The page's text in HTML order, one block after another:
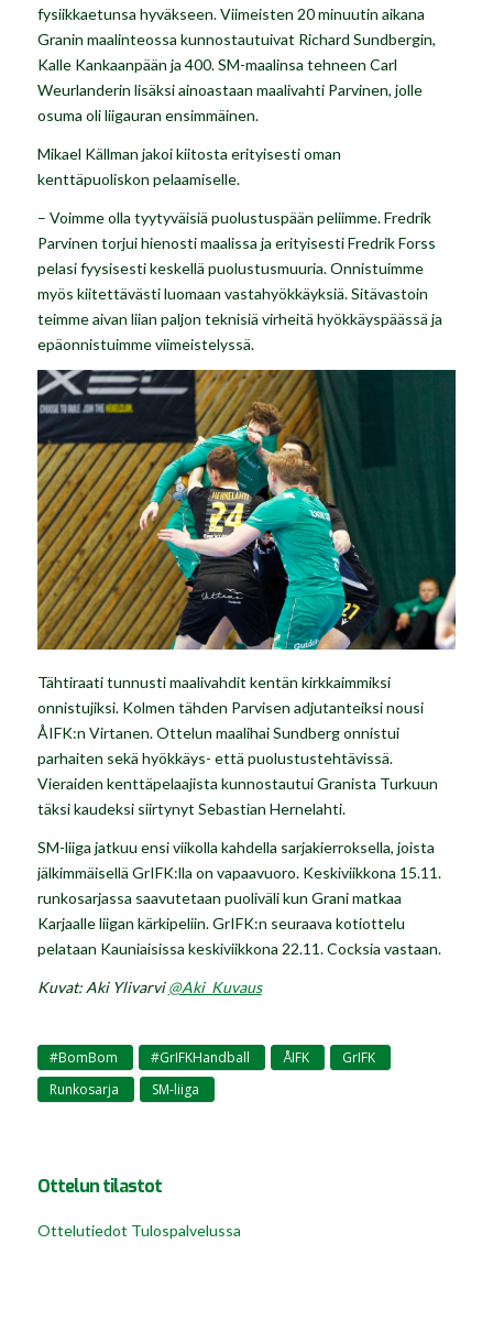
fysiikkaetunsa hyväkseen. Viimeisten 20 minuutin aikana
Granin maalinteossa kunnostautuivat Richard Sundbergin,
Kalle Kankaanpään ja 400. SM-maalinsa tehneen Carl
Weurlanderin lisäksi ainoastaan maalivahti Parvinen, jolle
osuma oli liigauran ensimmäinen.
Mikael Källman jakoi kiitosta erityisesti oman
kenttäpuoliskon pelaamiselle.
– Voimme olla tyytyväisiä puolustuspään peliimme. Fredrik
Parvinen torjui hienosti maalissa ja erityisesti Fredrik Forss
pelasi fyysisesti keskellä puolustusmuuria. Onnistuimme
myös kiitettävästi luomaan vastahyökkäyksiä. Sitävastoin
teimme aivan liian paljon teknisiä virheitä hyökkäyspäässä ja
epäonnistuimme viimeistelyssä.
Tähtiraati tunnusti maalivahdit kentän kirkkaimmiksi
onnistujiksi. Kolmen tähden Parvisen adjutanteiksi nousi
ÅIFK:n Virtanen. Ottelun maalihai Sundberg onnistui
parhaiten sekä hyökkäys- että puolustustehtävissä.
Vieraiden kenttäpelaajista kunnostautui Granista Turkuun
täksi kaudeksi siirtynyt Sebastian Hernelahti.
SM-liiga jatkuu ensi viikolla kahdella sarjakierroksella, joista
jälkimmäisellä GrIFK:lla on vapaavuoro. Keskiviikkona 15.11.
runkosarjassa saavutetaan puoliväli kun Grani matkaa
Karjaalle liigan kärkipeliin. GrIFK:n seuraava kotiottelu
pelataan Kauniaisissa keskiviikkona 22.11. Cocksia vastaan.
Kuvat: Aki Ylivarvi@Aki_Kuvaus
#BomBom #GrIFKHandball ÅIFK GrIFK
Runkosarja SM-liiga
Ottelun tilastot
Ottelutiedot Tulospalvelussa